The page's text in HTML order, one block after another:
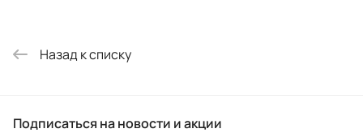
Назад к списку
Подписаться на новости и акции